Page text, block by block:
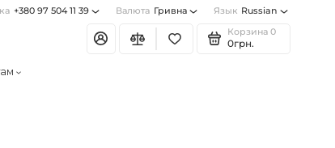
+380 97 504 11 39 Валюта Гривна Язык Russian
Корзина 0
0грн.